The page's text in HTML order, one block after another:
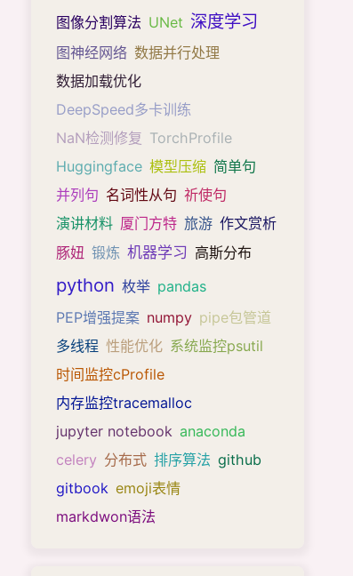
图像分割算法 UNet 深度学习
图神经网络 数据并行处理
数据加载优化
DeepSpeed多卡训练
NaN检测修复 TorchProfile
Huggingface 模型压缩 简单句
并列句 名词性从句 祈使句
演讲材料 厦门方特 旅游 作文赏析
豚妞 锻炼 机器学习 高斯分布
python 枚举 pandas
PEP增强提案 numpy pipe包管道
多线程 性能优化 系统监控psutil
时间监控cProfile
内存监控tracemalloc
jupyter notebook anaconda
celery 分布式 排序算法 github
gitbook emoji表情
markdwon语法